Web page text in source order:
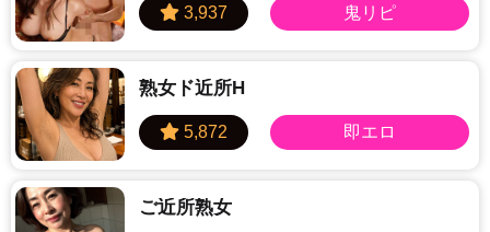
熟女ド近所H
ご近所熟女